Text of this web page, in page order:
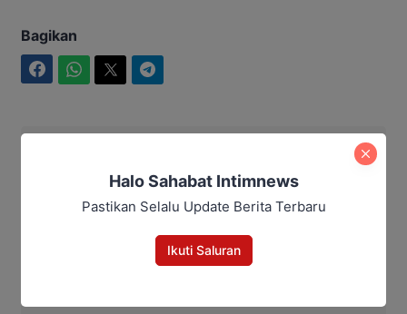
Bagikan
Halo Sahabat Intimnews
Pastikan Selalu Update Berita Terbaru
Ikuti Saluran